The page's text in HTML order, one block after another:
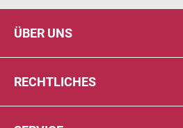
ÜBER UNS
RECHTLICHES